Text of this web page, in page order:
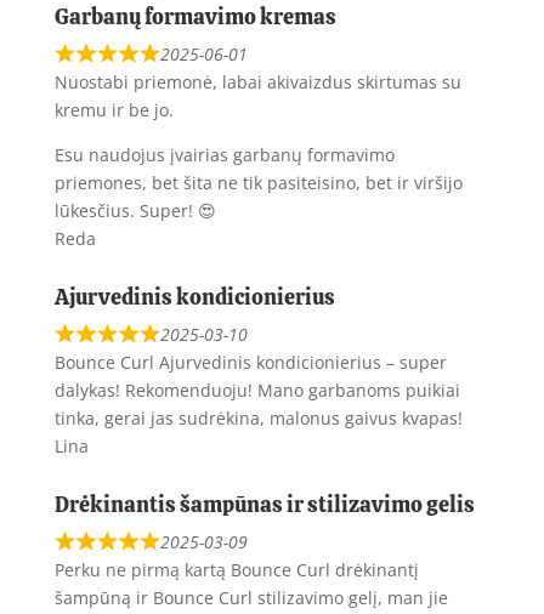
Garbanų formavimo kremas
2025-06-01
Nuostabi priemonė, labai akivaizdus skirtumas su
kremu ir be jo.
Esu naudojus įvairias garbanų formavimo
priemones, bet šita ne tik pasiteisino, bet ir viršijo
lūkesčius. Super! 😍
Reda
Ajurvedinis kondicionierius
2025-03-10
Bounce Curl Ajurvedinis kondicionierius – super
dalykas! Rekomenduoju! Mano garbanoms puikiai
tinka, gerai jas sudrėkina, malonus gaivus kvapas!
Lina
Drėkinantis šampūnas ir stilizavimo gelis
2025-03-09
Perku ne pirmą kartą Bounce Curl drėkinantį
šampūną ir Bounce Curl stilizavimo gelį, man jie